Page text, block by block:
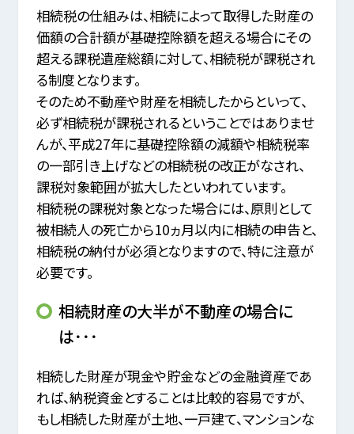
相続税の仕組みは、相続によって取得した財産の
価額の合計額が基礎控除額を超える場合にその
超える課税遺産総額に対して、相続税が課税され
る制度となります。
そのため不動産や財産を相続したからといって、
必ず相続税が課税されるということではありませ
んが、平成27年に基礎控除額の減額や相続税率
の一部引き上げなどの相続税の改正がなされ、
課税対象範囲が拡大したといわれています。
相続税の課税対象となった場合には、原則として
被相続人の死亡から10ヵ月以内に相続の申告と、
相続税の納付が必須となりますので、特に注意が
必要です。
相続財産の大半が不動産の場合に
は･･･
相続した財産が現金や貯金などの金融資産であ
れば、納税資金とすることは比較的容易ですが、
もし相続した財産が土地、一戸建て、マンションな